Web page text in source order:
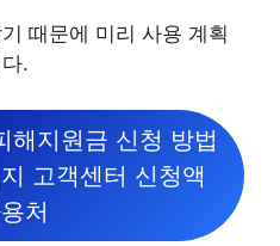
때문에 미리 사용 계획
.
해지원금 신청 방법
고객센터 신청액
처